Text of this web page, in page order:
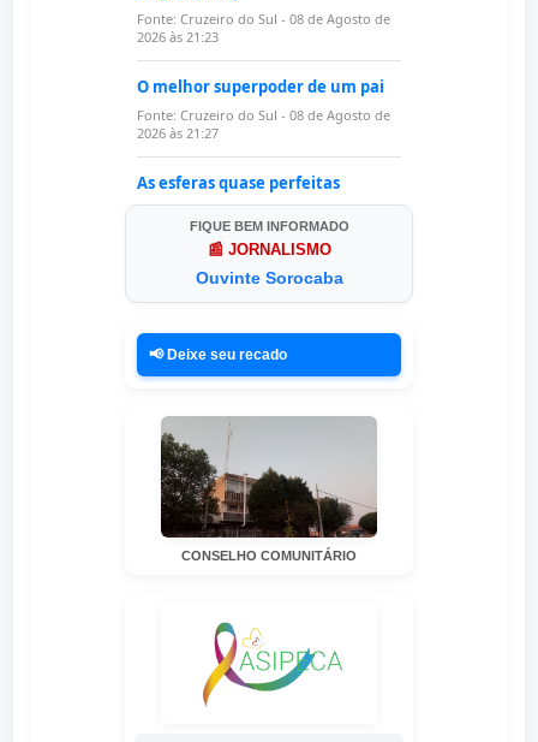
FIQUE BEM INFORMADO
📰 JORNALISMO
Ouvinte Sorocaba
📢 Deixe seu recado
CONSELHO COMUNITÁRIO